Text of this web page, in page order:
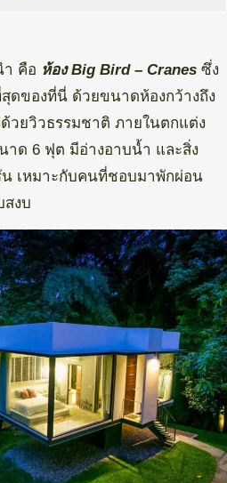
ำ คือ ห้อง Big Bird – Cranes ซึ่ง
ดของที่นี่ ด้วยขนาดห้องกว้างถึง
วยวิวธรรมชาติ ภายในตกแต่ง
ด 6 ฟุต มีอ่างอาบน้ำ และสิ่ง
เหมาะกับคนที่ชอบมาพักผ่อน
สงบ